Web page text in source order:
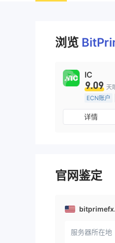
8
9
8
浏览
IC
9.09 天
ECN账户
澳大利亚监
主标MT4
详情
官网鉴定
服务器所在地